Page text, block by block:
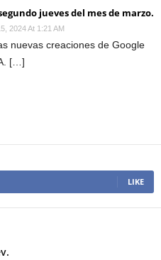
jueves del mes de marzo.
2024 At 1:21 AM
nuevas creaciones de Google
[…]
LIKE